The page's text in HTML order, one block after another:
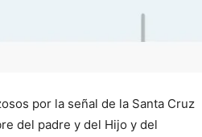
por la señal de la Santa Cruz
del padre y del Hijo y del